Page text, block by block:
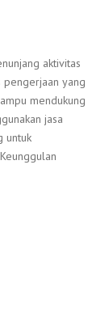
aktivitas
pengerjaan yang
mendukung
jasa
untuk